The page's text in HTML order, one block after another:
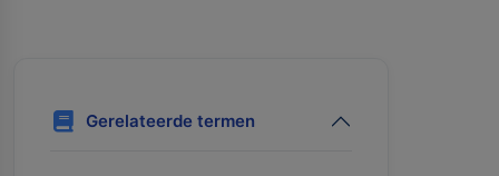
Gerelateerde termen